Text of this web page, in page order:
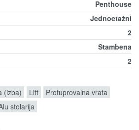
Penthouse
Jednoetažni
2
Stambena
2
(izba) Lift
Protuprovalna vrata
stolarija